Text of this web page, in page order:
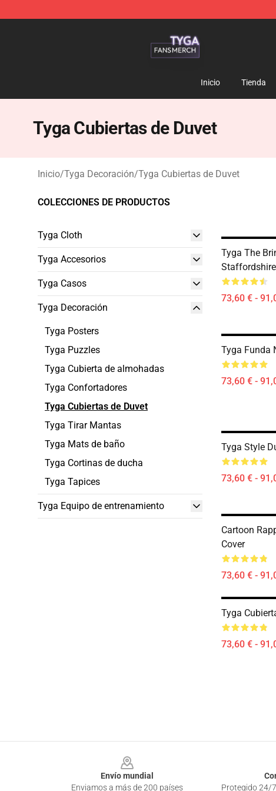
Inicio Tienda
Tyga Cubiertas de Duvet
Inicio/Tyga Decoración/Tyga Cubiertas de Duvet
COLECCIONES DE PRODUCTOS
Tyga Cloth
Tyga Accesorios
Tyga Casos
Tyga Decoración
Tyga Posters
Tyga Puzzles
Tyga Cubierta de almohadas
Tyga Confortadores
Tyga Cubiertas de Duvet
Tyga Tirar Mantas
Tyga Mats de baño
Tyga Cortinas de ducha
Tyga Tapices
Tyga Equipo de entrenamiento
Tyga The
73,60 € -
Tyga Funda
73,60 € -
Tyga Style
73,60 € -
Cartoon
Cover
73,60 € -
Tyga
73,60 € -
Envío mundial
Enviamos a más de 200 países
Protegido 24/